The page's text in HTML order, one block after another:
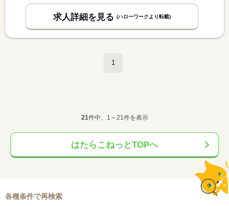
求人詳細を見る (ハローワークより転載)
1
21件中、1～21件を表示
はたらこねっとTOPへ
各種条件で再検索